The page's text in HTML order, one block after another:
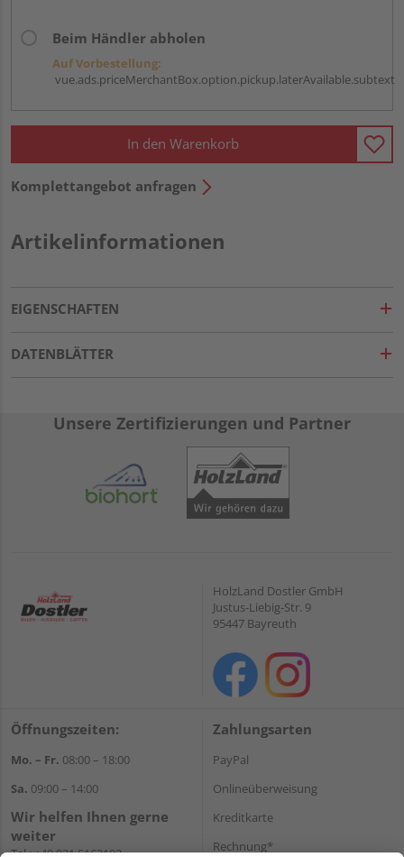
Beim Händler abholen
Auf Vorbestellung:
vue.ads.priceMerchantBox.option.pickup.laterAvailable.subtext
In den Warenkorb
Komplettangebot anfragen
Artikelinformationen
EIGENSCHAFTEN
DATENBLÄTTER
Unsere Zertifizierungen und Partner
HolzLand Dostler GmbH
Justus-Liebig-Str. 9
95447 Bayreuth
Öffnungszeiten:
Mo. – Fr. 08:00 – 18:00
Sa. 09:00 – 14:00
Wir helfen Ihnen gerne
weiter
Tel.:+49 921 5163102
Zahlungsarten
PayPal
Onlineüberweisung
Kreditkarte
Rechnung*